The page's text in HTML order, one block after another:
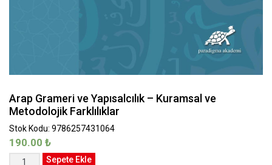
Arap Grameri ve Yapısalcılık – Kuramsal ve
Metodolojik Farklılıklar
Stok Kodu: 9786257431064
190.00 ₺
Arap
Sepete Ekle